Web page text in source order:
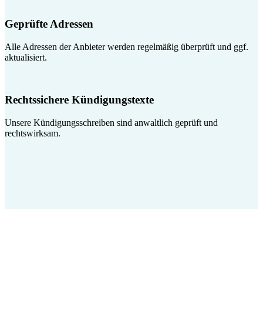
Geprüfte Adressen
Alle Adressen der Anbieter werden regelmäßig überprüft und ggf.
aktualisiert.
Rechtssichere Kündigungstexte
Unsere Kündigungsschreiben sind anwaltlich geprüft und
rechtswirksam.